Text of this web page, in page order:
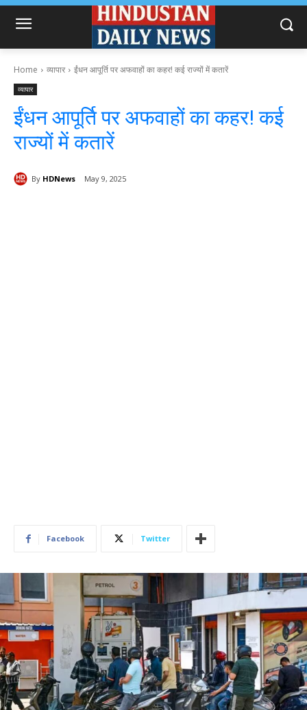
Home व्यापार ईंधन आपूर्ति पर अफवाहों का कहर! कई राज्यों में कतारें
व्यापार
ईंधन आपूर्ति पर अफवाहों का कहर! कई
राज्यों में कतारें
By HDNews May 9, 2025
Facebook Twitter